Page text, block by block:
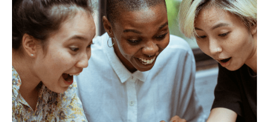
PIZZERÍAS:
AUMENTA
TUS
VENTAS
LOCALES
CON
ESTRATEGIAS
INTELIGENTES